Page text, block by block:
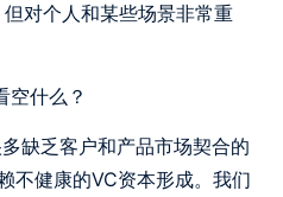
对个人和某些场景非常重
空什么？
缺乏客户和产品市场契合的
不健康的VC资本形成。我们